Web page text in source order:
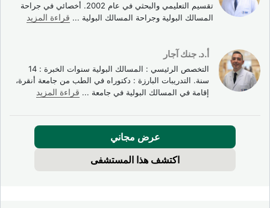
تقسيم التعليمي والبحثي في عام 2002. أخصائي في جراحة
المسالك البولية وجراحة المسالك البولية ... قراءة المزيد
أ.د. جنك آجار
التخصص الرئيسي : المسالك البولية سنوات الخبرة : 14
سنة. التدريبات البارزة : دكتوراه في الطب من جامعة أنقرة،
إقامة في المسالك البولية في جامعة ... قراءة المزيد
عرض مجاني
اكتشف هذا المستشفى